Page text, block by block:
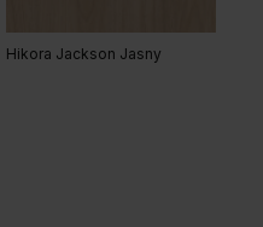
Hikora Jackson Jasny